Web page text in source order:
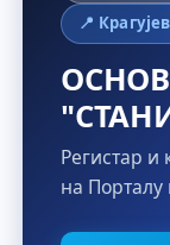
📍
Регистар и
на Порталу